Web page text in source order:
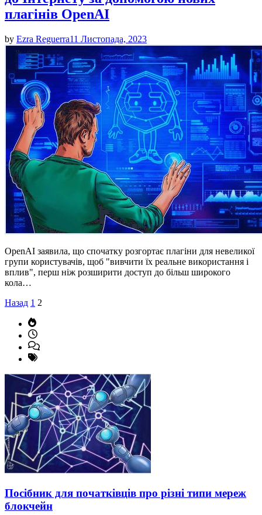
плагінів OpenAI
by Ezra Reguerra11 Листопада, 2023
OpenAI заявила, що спочатку розгортає плагіни для невеликої
групи користувачів, щоб "вивчити їх реальне використання і
вплив", перш ніж розширити доступ до більш широкого
кола…
Пагінація
записів
Назад 1 2
Посібник для початківців про різні типи мереж
блокчейн